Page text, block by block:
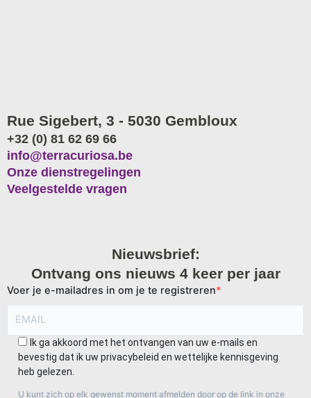
Rue Sigebert, 3 - 5030 Gembloux
+32 (0) 81 62 69 66
info@terracuriosa.be
Onze dienstregelingen
Veelgestelde vragen
Nieuwsbrief:
Ontvang ons nieuws 4 keer per jaar
Voer je e-mailadres in om je te registreren
Ik ga akkoord met het ontvangen van uw e-mails en
bevestig dat ik uw privacybeleid en wettelijke kennisgeving
heb gelezen.
U kunt zich op elk gewenst moment afmelden door op de link in onze